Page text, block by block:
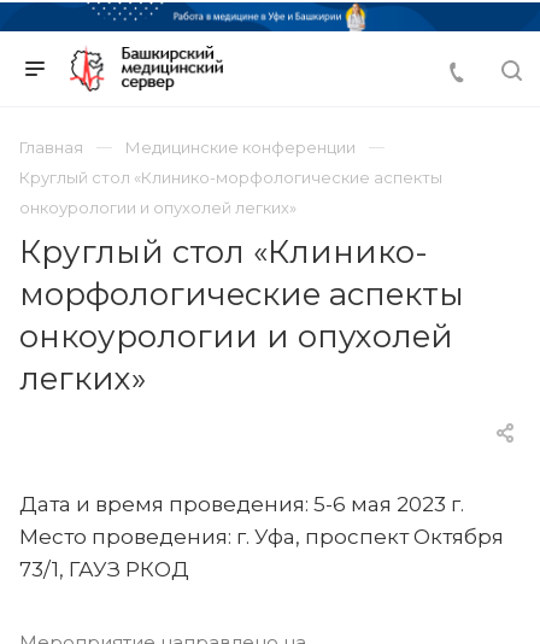
Главная
Медицинские конференции
Круглый стол «Клинико-морфологические аспекты
онкоурологии и опухолей легких»
Круглый стол «Клинико-
морфологические аспекты
онкоурологии и опухолей
легких»
Дата и время проведения: 5-6 мая 2023 г.
Место проведения: г. Уфа, проспект Октября
73/1, ГАУЗ РКОД